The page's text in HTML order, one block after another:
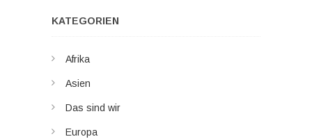
KATEGORIEN
Afrika
Asien
Das sind wir
Europa